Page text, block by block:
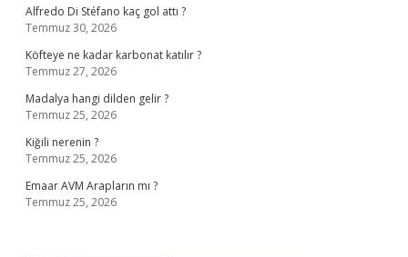
Alfredo Di Stéfano kaç gol attı ?
Temmuz 30, 2026
Köfteye ne kadar karbonat katılır ?
Temmuz 27, 2026
Madalya hangi dilden gelir ?
Temmuz 25, 2026
Kiğili nerenin ?
Temmuz 25, 2026
Emaar AVM Arapların mı ?
Temmuz 25, 2026